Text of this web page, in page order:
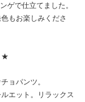
ゲで仕立てました。
もお楽しみくださ
★
ョパンツ。
エット。リラックス